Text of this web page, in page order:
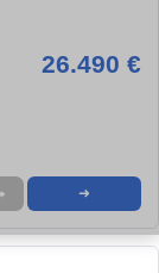
26.490 €
➜